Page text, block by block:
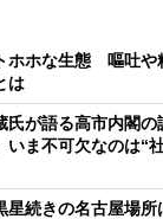
ホホな生態 嘔吐や
は
氏が語る高市内閣の
ま不可欠なのは“
星続きの名古屋場所